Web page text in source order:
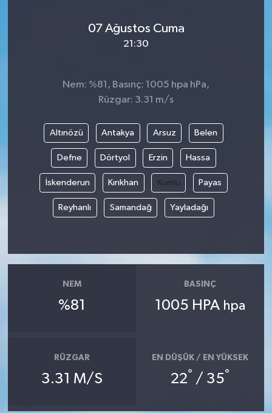
07 Ağustos Cuma
21:30
Nem: %81, Basınç: 1005 hpa hPa,
Rüzgar: 3.31 m/s
Altınözü Antakya Arsuz Belen
Defne Dörtyol Erzin Hassa
İskenderun Kırıkhan Kumlu Payas
Reyhanlı Samandağ Yayladağı
NEM
%81
BASINÇ
1005 HPA hpa
RÜZGAR
3.31 M/S
EN DÜŞÜK / EN YÜKSEK
22° / 35°